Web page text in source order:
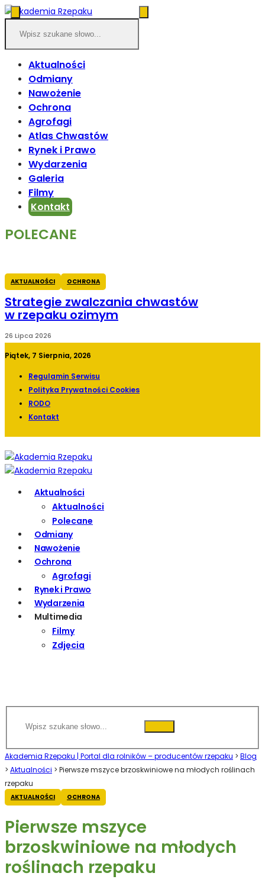
Aktualności
Odmiany
Nawożenie
Ochrona
Agrofagi
Atlas Chwastów
Rynek i Prawo
Wydarzenia
Galeria
Filmy
Kontakt
POLECANE
AKTUALNOŚCI OCHRONA
Strategie zwalczania chwastów
w rzepaku ozimym
26 Lipca 2026
Piątek, 7 Sierpnia, 2026
Regulamin Serwisu
Polityka Prywatności Cookies
RODO
Kontakt
Aktualności
Aktualności
Polecane
Odmiany
Nawożenie
Ochrona
Agrofagi
Rynek i Prawo
Wydarzenia
Multimedia
Filmy
Zdjęcia
Akademia Rzepaku | Portal dla rolników – producentów rzepaku > Blog
> Aktualności > Pierwsze mszyce brzoskwiniowe na młodych roślinach
rzepaku
AKTUALNOŚCI OCHRONA
Pierwsze mszyce
brzoskwiniowe na młodych
roślinach rzepaku